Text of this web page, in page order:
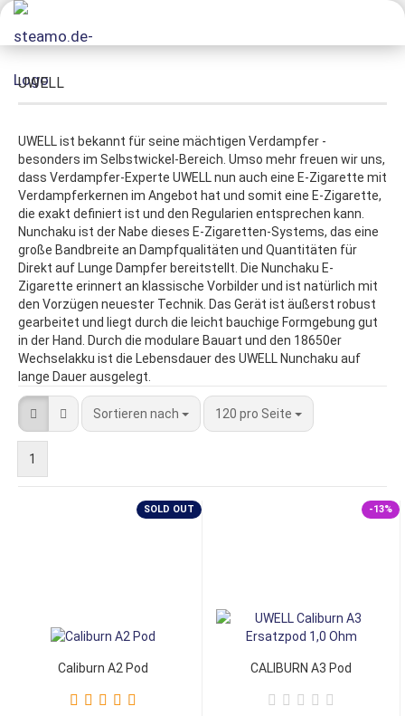
UWELL
UWELL ist bekannt für seine mächtigen Verdampfer -
besonders im Selbstwickel-Bereich. Umso mehr freuen wir uns,
dass Verdampfer-Experte UWELL nun auch eine E-Zigarette mit
Verdampferkernen im Angebot hat und somit eine E-Zigarette,
die exakt definiert ist und den Regularien entsprechen kann.
Nunchaku ist der Nabe dieses E-Zigaretten-Systems, das eine
große Bandbreite an Dampfqualitäten und Quantitäten für
Direkt auf Lunge Dampfer bereitstellt. Die Nunchaku E-
Zigarette erinnert an klassische Vorbilder und ist natürlich mit
den Vorzügen neuester Technik. Das Gerät ist äußerst robust
gearbeitet und liegt durch die leicht bauchige Formgebung gut
in der Hand. Durch die modulare Bauart und den 18650er
Wechselakku ist die Lebensdauer des UWELL Nunchaku auf
lange Dauer ausgelegt.
Sortieren nach 120 pro Seite
1
SOLD OUT
Caliburn A2 Pod
-13%
CALIBURN A3 Pod